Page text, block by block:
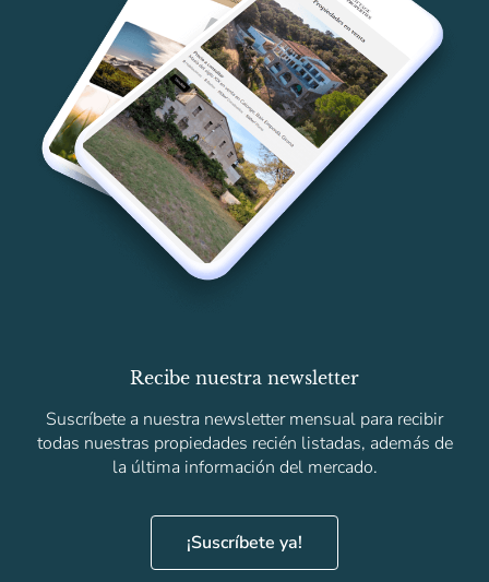
Recibe nuestra newsletter
Suscríbete a nuestra newsletter mensual para recibir
todas nuestras propiedades recién listadas, además de
la última información del mercado.
¡Suscríbete ya!